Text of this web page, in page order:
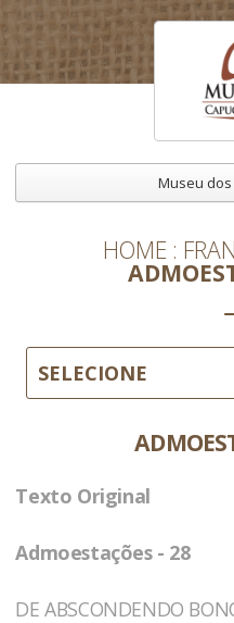
Museu
HOME
SELECIONE
Texto Original
Admoestações - 28
DE ABSCONDENDO